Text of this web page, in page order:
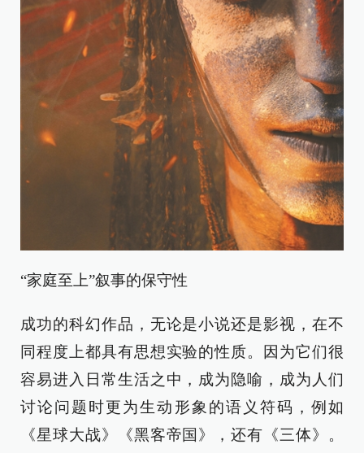
“家庭至上”叙事的保守性
成功的科幻作品，无论是小说还是影视，在不
同程度上都具有思想实验的性质。因为它们很
容易进入日常生活之中，成为隐喻，成为人们
讨论问题时更为生动形象的语义符码，例如
《星球大战》《黑客帝国》，还有《三体》。